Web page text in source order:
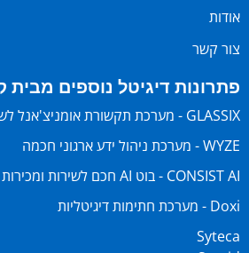
אודות
צור קשר
פתרונות דיגיטל נוספים מבית
GLASSIX - מערכת תקשורת אומניצ'אנל לשירות ומכירות
WYZE - מערכת ניהול ידע ארגוני חכמה
CONSIST AI - בוט AI חכם לשירות ומכירות
Doxi - מערכת חתימות דיגיטליות
Syteca